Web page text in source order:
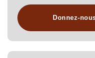
Donnez-